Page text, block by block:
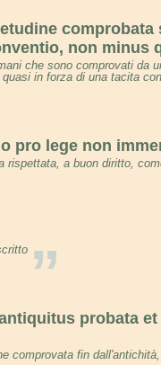
non minus
che sono comprovati da
in forza di una tacita
pro lege non
rispettata, a buon diritto,
”
probata
comprovata fin